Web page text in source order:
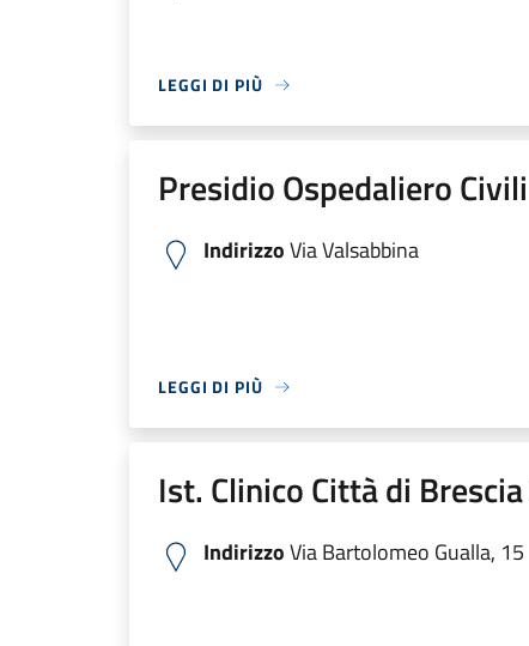
LEGGI DI PIÙ
Presidio Ospedaliero
IndirizzoVia Valsabbina
LEGGI DI PIÙ
Ist. Clinico Città di
IndirizzoVia Bartolomeo Gualla, 15